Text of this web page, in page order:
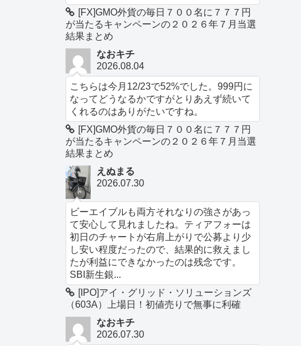
[FX]GMO外貨の毎日７００名に７７７円
が当たるキャンペーンの２０２６年７月当選
結果まとめ
なおキチ
2026.08.04
こちらは今月12/23で52%でした。999円に
なってどうなるかですがとりあえず続いて
くれるのはありがたいですね。
[FX]GMO外貨の毎日７００名に７７７円
が当たるキャンペーンの２０２６年７月当選
結果まとめ
えぬまる
2026.07.30
ビーエイブルも両方それなりの強さがあっ
て安心して見れましたね。ティアフォーは
初日のチャートが右肩上がりで公募より少
し安い程度だったので、結果的に救えまし
たが利益にできなかったのは残念です。
SBI新生銀...
[IPO]アイ・グリッド・ソリューションズ
（603A）上場日！初値売りで無事に利確
なおキチ
2026.07.30